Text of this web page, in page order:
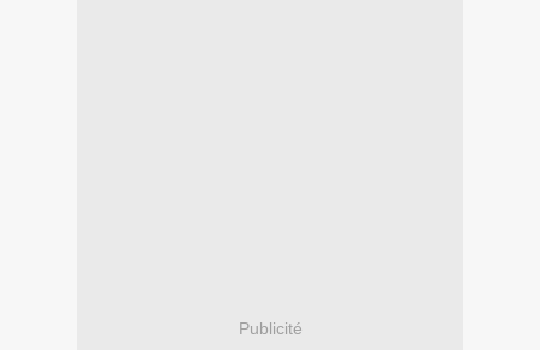
Publicité